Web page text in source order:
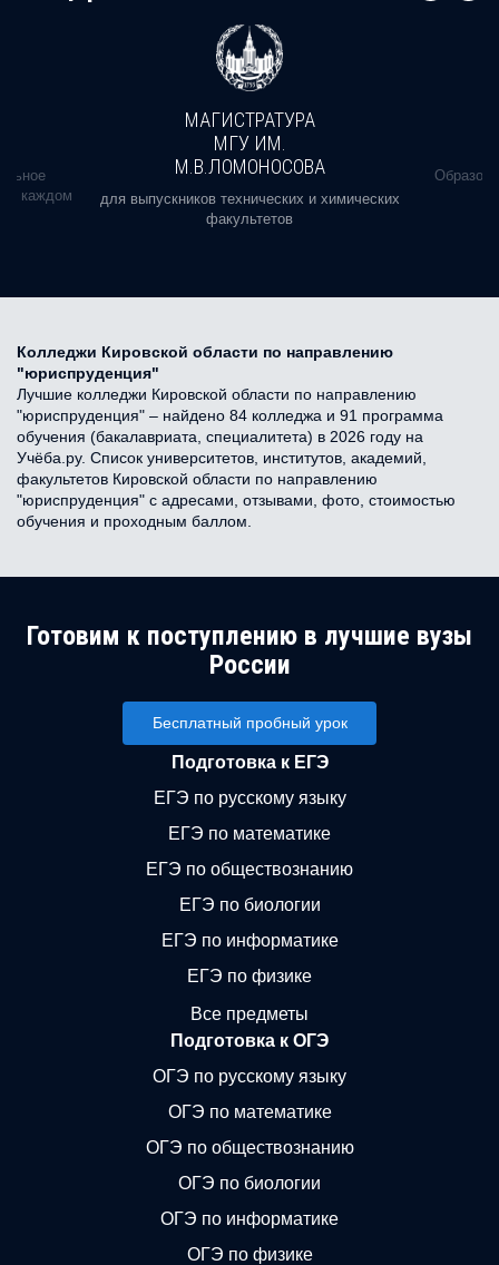
в каждом
МАГИСТРАТУРА
МГУ ИМ.
М.В.ЛОМОНОСОВА
для выпускников технических и химических
факультетов
Колледжи Кировской области по направлению
"юриспруденция"
Лучшие колледжи Кировской области по направлению
"юриспруденция" – найдено 84 колледжа и 91 программа
обучения (бакалавриата, специалитета) в 2026 году на
Учёба.ру. Список университетов, институтов, академий,
факультетов Кировской области по направлению
"юриспруденция" с адресами, отзывами, фото, стоимостью
обучения и проходным баллом.
Готовим к поступлению в лучшие вузы
России
Бесплатный пробный урок
Подготовка к ЕГЭ
ЕГЭ по русскому языку
ЕГЭ по математике
ЕГЭ по обществознанию
ЕГЭ по биологии
ЕГЭ по информатике
ЕГЭ по физике
Все предметы
Подготовка к ОГЭ
ОГЭ по русскому языку
ОГЭ по математике
ОГЭ по обществознанию
ОГЭ по биологии
ОГЭ по информатике
ОГЭ по физике